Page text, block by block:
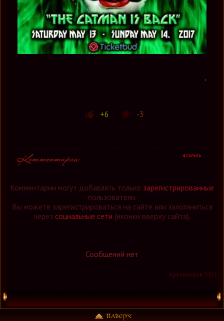
+6 -3
Комментарии могут добавлять только зарегистрированные
пользователи.
Вы можете зарегистрироваться на сайте или залогиниться
через социальные сети (иконки вверху сайта).
Сообщений нет
просмотров: 5151